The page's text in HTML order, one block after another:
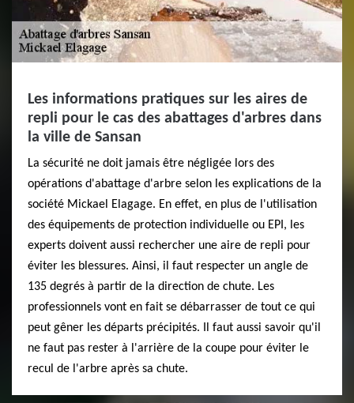
Les informations pratiques sur les aires de
repli pour le cas des abattages d'arbres dans
la ville de Sansan
La sécurité ne doit jamais être négligée lors des
opérations d'abattage d'arbre selon les explications de la
société Mickael Elagage. En effet, en plus de l'utilisation
des équipements de protection individuelle ou EPI, les
experts doivent aussi rechercher une aire de repli pour
éviter les blessures. Ainsi, il faut respecter un angle de
135 degrés à partir de la direction de chute. Les
professionnels vont en fait se débarrasser de tout ce qui
peut gêner les départs précipités. Il faut aussi savoir qu'il
ne faut pas rester à l'arrière de la coupe pour éviter le
recul de l'arbre après sa chute.